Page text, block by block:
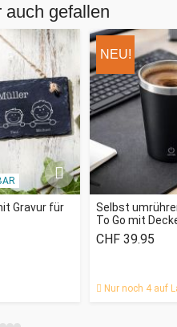
auch gefallen
Gravur für
NEU!
Selbst
To Go mit
CHF 39.95
Nur noch 4 auf